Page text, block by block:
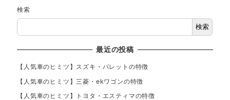
検索
検索
最近の投稿
【人気車のヒミツ】スズキ・パレットの特徴
【人気車のヒミツ】三菱・ekワゴンの特徴
【人気車のヒミツ】トヨタ・エスティマの特徴